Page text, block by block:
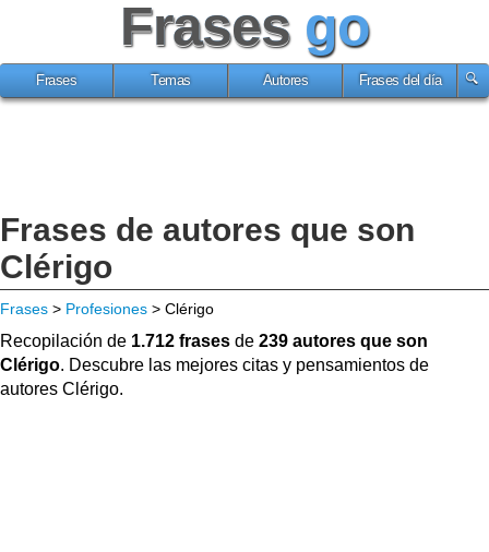
Frases go
Frases Temas Autores Frases del día
Frases de autores que son
Clérigo
Frases > Profesiones > Clérigo
Recopilación de 1.712 frases de 239 autores que son
Clérigo. Descubre las mejores citas y pensamientos de
autores Clérigo.